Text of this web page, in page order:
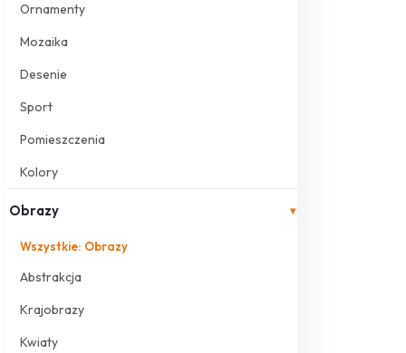
Ornamenty
Mozaika
Desenie
Sport
Pomieszczenia
Kolory
Obrazy ▾
Wszystkie: Obrazy
Abstrakcja
Krajobrazy
Kwiaty